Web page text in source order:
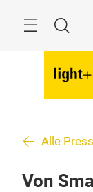
Suche
Alle
Von